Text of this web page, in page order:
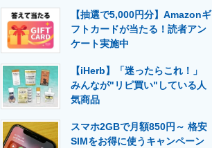
【抽選で5,000円分】Amazonギ
フトカードが当たる！読者アン
ケート実施中
【iHerb】「迷ったらこれ！」
みんなが"リピ買い"している人
気商品
スマホ2GBで月額850円～ 格安
SIMをお得に使うキャンペーン